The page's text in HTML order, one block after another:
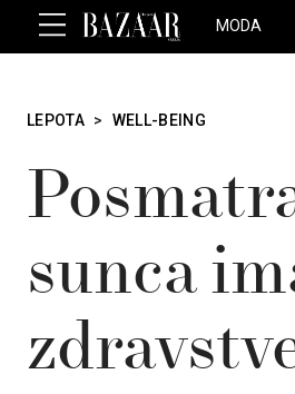
MODA
LEPOTA > WELL-BEING
sunca